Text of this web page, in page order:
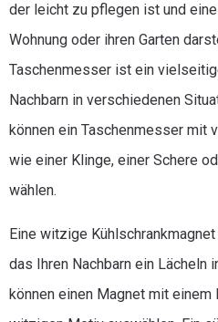
der leicht zu pflegen ist und
Wohnung oder ihren Garten
Taschenmesser ist ein
Nachbarn in verschiedenen
können ein Taschenmesser mit
wie einer Klinge, einer Schere
wählen.
Eine witzige
das Ihren Nachbarn ein Lächeln
können einen Magnet mit